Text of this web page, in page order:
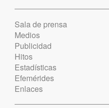
Sala de prensa
Medios
Publicidad
Hitos
Estadísticas
Efemérides
Enlaces